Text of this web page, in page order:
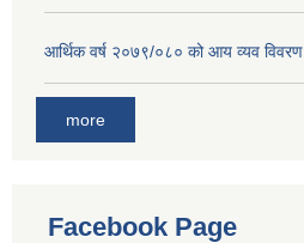
आर्थिक वर्ष २०७९/०८० को आय व्यव विवरण
more
Facebook Page